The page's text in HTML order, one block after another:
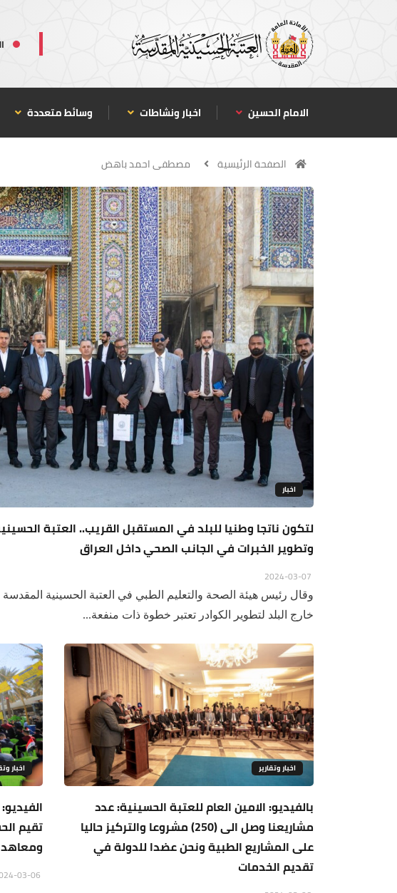
الامام الحسين اخبار ونشاطات وسائط متعددة
الصفحة الرئيسية مصطفى احمد باهض
اخبار
لتكون ناتجا وطنيا للبلد في المستقبل القريب.. العتبة
وتطوير الخبرات في الجانب الصحي داخل العراق
وقال رئيس هيئة الصحة والتعليم الطبي في العتبة الحسينية
خارج البلد لتطوير الكوادر تعتبر خطوة ذات منفعة...
اخبار وتقارير
بالفيديو: الامين العام للعتبة الحسينية: عدد
مشاريعنا وصل الى (250) مشروعا والتركيز حاليا
على المشاريع الطبية ونحن عضدا للدولة في
تقديم الخدمات
اخبار
تقيم
ومعاهد